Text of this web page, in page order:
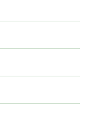
tuloista